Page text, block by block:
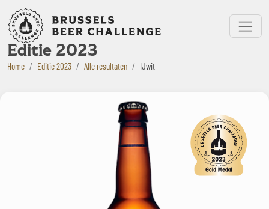
Bruxelles Beer Challenge
Menu
Editie 2023
Home Editie 2023 Alle resultaten IJwit